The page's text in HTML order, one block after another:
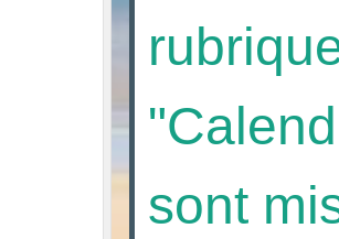
rubrique
sont mis